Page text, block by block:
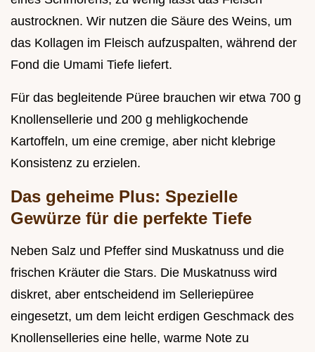
austrocknen. Wir nutzen die Säure des Weins, um
das Kollagen im Fleisch aufzuspalten, während der
Fond die Umami Tiefe liefert.
Für das begleitende Püree brauchen wir etwa 700 g
Knollensellerie und 200 g mehligkochende
Kartoffeln, um eine cremige, aber nicht klebrige
Konsistenz zu erzielen.
Das geheime Plus: Spezielle
Gewürze für die perfekte Tiefe
Neben Salz und Pfeffer sind Muskatnuss und die
frischen Kräuter die Stars. Die Muskatnuss wird
diskret, aber entscheidend im Selleriepüree
eingesetzt, um dem leicht erdigen Geschmack des
Knollenselleries eine helle, warme Note zu